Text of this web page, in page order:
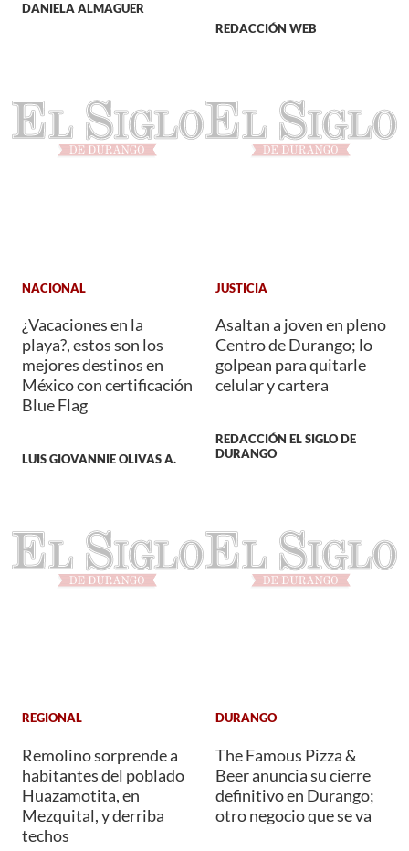
DANIELA ALMAGUER
REDACCIÓN WEB
NACIONAL
¿Vacaciones en la
playa?, estos son los
mejores destinos en
México con certificación
Blue Flag
LUIS GIOVANNIE OLIVAS A.
JUSTICIA
Asaltan a joven en pleno
Centro de Durango; lo
golpean para quitarle
celular y cartera
REDACCIÓN EL SIGLO DE
DURANGO
REGIONAL
Remolino sorprende a
habitantes del poblado
Huazamotita, en
Mezquital, y derriba
techos
DURANGO
The Famous Pizza &
Beer anuncia su cierre
definitivo en Durango;
otro negocio que se va